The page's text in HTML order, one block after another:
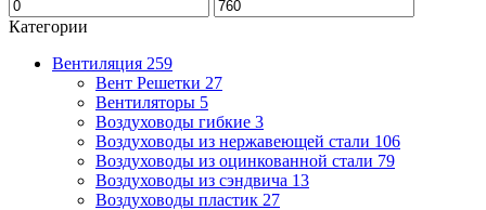
Категории
Вентиляция 259
Вент Решетки 27
Вентиляторы 5
Воздуховоды гибкие 3
Воздуховоды из нержавеющей стали 106
Воздуховоды из оцинкованной стали 79
Воздуховоды из сэндвича 13
Воздуховоды пластик 27